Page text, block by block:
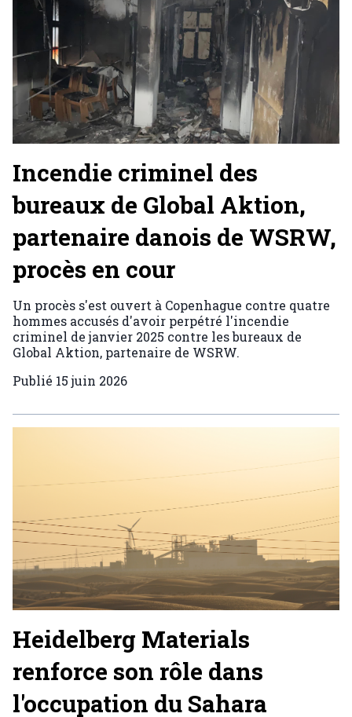
Incendie criminel des
bureaux de Global Aktion,
partenaire danois de WSRW,
procès en cour
Un procès s'est ouvert à Copenhague contre quatre
hommes accusés d'avoir perpétré l'incendie
criminel de janvier 2025 contre les bureaux de
Global Aktion, partenaire de WSRW.
Publié 15 juin 2026
Heidelberg Materials
renforce son rôle dans
l'occupation du Sahara